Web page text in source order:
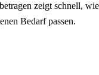
zeigt schnell,
Bedarf passen.